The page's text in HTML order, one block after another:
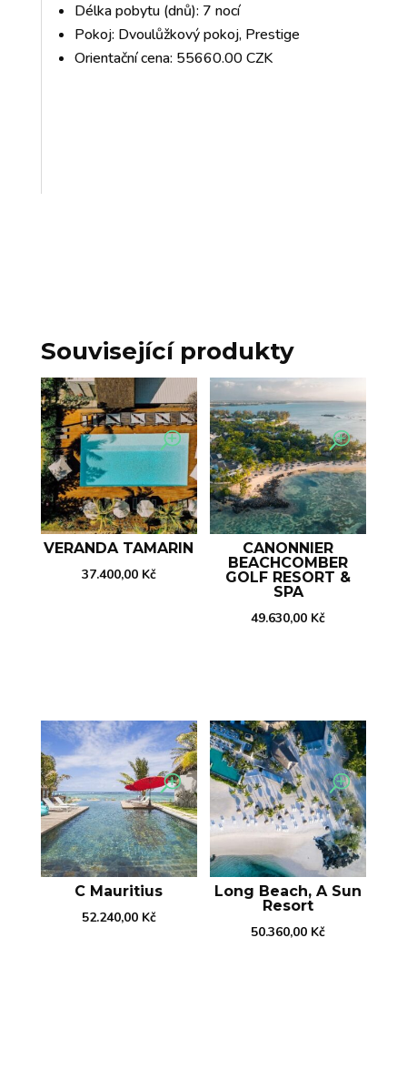
Délka pobytu (dnů): 7 nocí
Pokoj: Dvoulůžkový pokoj, Prestige
Orientační cena: 55660.00 CZK
Související produkty
VERANDA TAMARIN
37.400,00 Kč
CANONNIER
BEACHCOMBER
GOLF RESORT &
SPA
49.630,00 Kč
C Mauritius
52.240,00 Kč
Long Beach, A Sun
Resort
50.360,00 Kč